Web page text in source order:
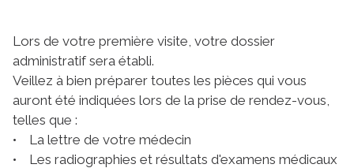
Lors de votre première visite, votre dossier
administratif sera établi.
Veillez à bien préparer toutes les pièces qui vous
auront été indiquées lors de la prise de rendez-vous,
telles que :
• La lettre de votre médecin
• Les radiographies et résultats d'examens médicaux